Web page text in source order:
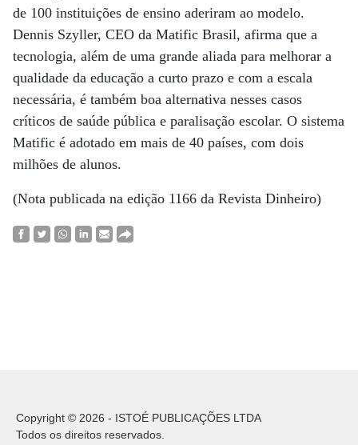
de 100 instituições de ensino aderiram ao modelo.
Dennis Szyller, CEO da Matific Brasil, afirma que a
tecnologia, além de uma grande aliada para melhorar a
qualidade da educação a curto prazo e com a escala
necessária, é também boa alternativa nesses casos
críticos de saúde pública e paralisação escolar. O sistema
Matific é adotado em mais de 40 países, com dois
milhões de alunos.
(Nota publicada na edição 1166 da Revista Dinheiro)
Copyright © 2026 - ISTOÉ PUBLICAÇÕES LTDA
Todos os direitos reservados.